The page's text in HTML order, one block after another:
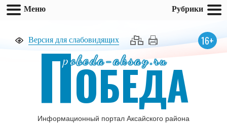
Версия для слабовидящих 16+
pobeda-aksay.ru
ПОБЕДА
Информационный портал Аксайского района
Меню Рубрики